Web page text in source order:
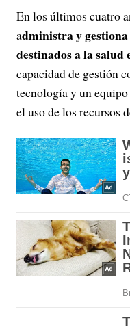
En los últimos cuatro
administra y gestiona
destinados a la salud
capacidad de gestión
tecnología y un
el uso de los recursos